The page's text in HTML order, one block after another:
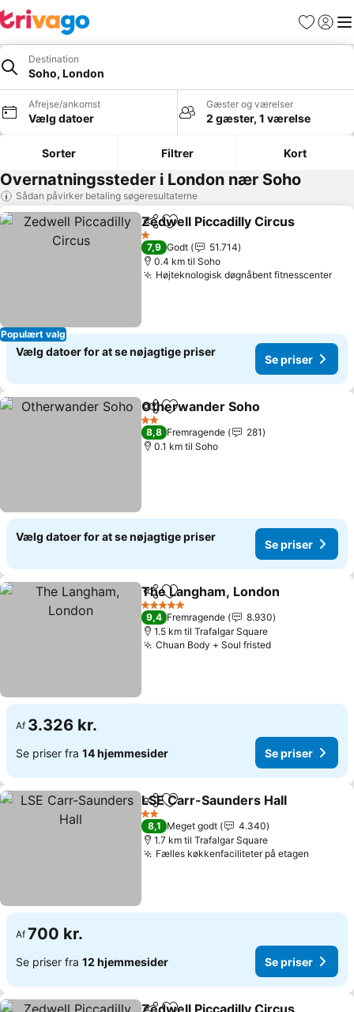
Favoritter
Log ind
Destination
Soho, London
Afrejse/ankomst
Vælg datoer
Gæster og værelser
2 gæster, 1 værelse
Sorter Filtrer Kort
Overnatningssteder i London nær Soho
Sådan påvirker betaling søgeresultaterne
Populært valg
Del Føj til favoritter
Zedwell Piccadilly Circus
1 Stjerner
7,9 Godt
51.714
0.4 km til Soho
Højteknologisk døgnåbent fitnesscenter
Vælg datoer for at se nøjagtige priser
Se priser
Del Føj til favoritter
Otherwander Soho
2 Stjerner
8,8 Fremragende
281
0.1 km til Soho
Vælg datoer for at se nøjagtige priser
Se priser
Del Føj til favoritter
The Langham, London
5 Stjerner
9,4 Fremragende
8.930
1.5 km til Trafalgar Square
Chuan Body + Soul fristed
Af 3.326 kr.
Se priser fra 14 hjemmesider Se priser
Del Føj til favoritter
LSE Carr-Saunders Hall
2 Stjerner
8,1 Meget godt
4.340
1.7 km til Trafalgar Square
Fælles køkkenfaciliteter på etagen
Af 700 kr.
Se priser fra 12 hjemmesider Se priser
Zedwell Piccadilly Circus